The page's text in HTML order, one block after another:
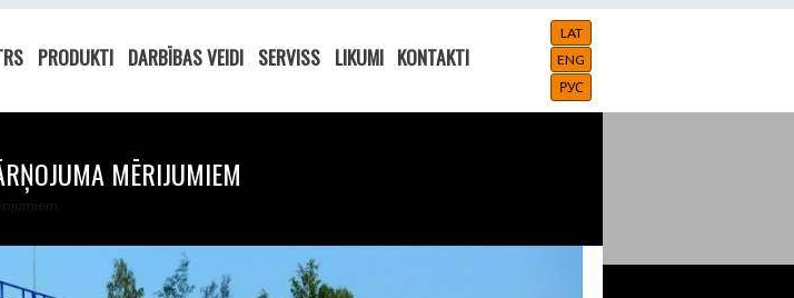
PRODUKTI DARBĪBAS VEIDI SERVISS LIKUMI KONTAKTI
LAT
ENG
РУС
MĒRIJUMIEM